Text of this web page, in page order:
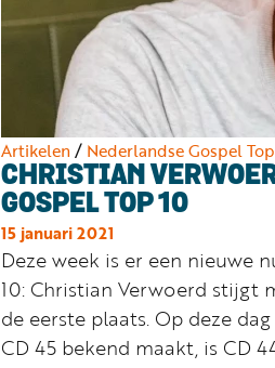
Artikelen/ Nederlandse Gospel
CHRISTIAN
GOSPEL TOP 10
15 januari 2021
Deze week is er een nieuwe
10: Christian Verwoerd stijgt
de eerste plaats. Op deze
CD 45 bekend maakt, is CD